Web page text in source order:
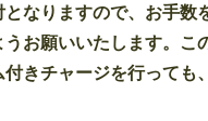
なりますので、お手
お願いいたします。
きチャージを行って